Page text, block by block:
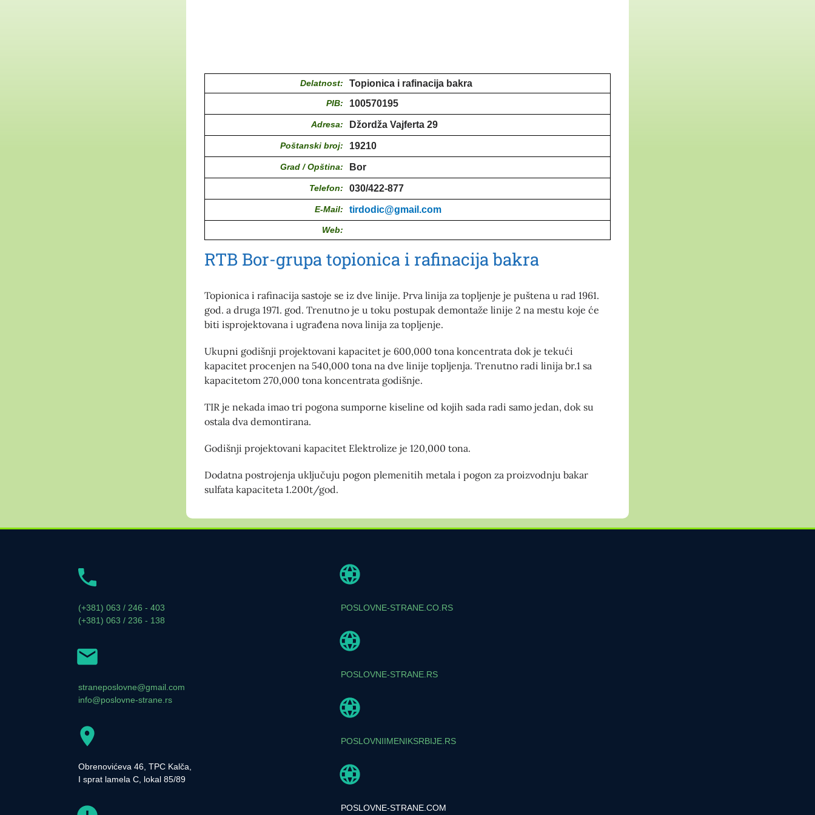
Delatnost: Topionica i rafinacija bakra
PIB: 100570195
Adresa: Džordža Vajferta 29
Poštanski broj: 19210
Grad / Opština: Bor
Telefon: 030/422-877
E-Mail: tirdodic@gmail.com
Web:
RTB Bor-grupa topionica i rafinacija bakra
Topionica i rafinacija sastoje se iz dve linije. Prva linija za topljenje je puštena u rad 1961.
god. a druga 1971. god. Trenutno je u toku postupak demontaže linije 2 na mestu koje će
biti isprojektovana i ugrađena nova linija za topljenje.
Ukupni godišnji projektovani kapacitet je 600,000 tona koncentrata dok je tekući
kapacitet procenjen na 540,000 tona na dve linije topljenja. Trenutno radi linija br.1 sa
kapacitetom 270,000 tona koncentrata godišnje.
TIR je nekada imao tri pogona sumporne kiseline od kojih sada radi samo jedan, dok su
ostala dva demontirana.
Godišnji projektovani kapacitet Elektrolize je 120,000 tona.
Dodatna postrojenja uključuju pogon plemenitih metala i pogon za proizvodnju bakar
sulfata kapaciteta 1.200t/god.
(+381) 063 / 246 - 403
(+381) 063 / 236 - 138
straneposlovne@gmail.com
info@poslovne-strane.rs
Obrenovićeva 46, TPC Kalča,
I sprat lamela C, lokal 85/89
POSLOVNE-STRANE.CO.RS
POSLOVNE-STRANE.RS
POSLOVNIIMENIKSRBIJE.RS
POSLOVNE-STRANE.COM